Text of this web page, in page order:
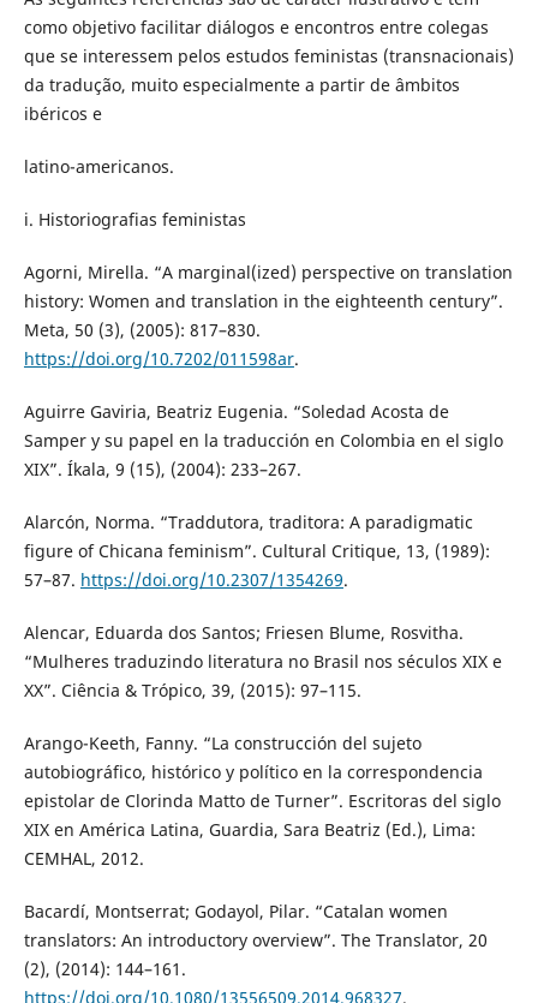
como objetivo facilitar diálogos e encontros entre colegas
que se interessem pelos estudos feministas (transnacionais)
da tradução, muito especialmente a partir de âmbitos
ibéricos e
latino-americanos.
i. Historiografias feministas
Agorni, Mirella. “A marginal(ized) perspective on translation
history: Women and translation in the eighteenth century”.
Meta, 50 (3), (2005): 817–830.
https://doi.org/10.7202/011598ar.
Aguirre Gaviria, Beatriz Eugenia. “Soledad Acosta de
Samper y su papel en la traducción en Colombia en el siglo
XIX”. Íkala, 9 (15), (2004): 233–267.
Alarcón, Norma. “Traddutora, traditora: A paradigmatic
figure of Chicana feminism”. Cultural Critique, 13, (1989):
57–87. https://doi.org/10.2307/1354269.
Alencar, Eduarda dos Santos; Friesen Blume, Rosvitha.
“Mulheres traduzindo literatura no Brasil nos séculos XIX e
XX”. Ciência & Trópico, 39, (2015): 97–115.
Arango-Keeth, Fanny. “La construcción del sujeto
autobiográfico, histórico y político en la correspondencia
epistolar de Clorinda Matto de Turner”. Escritoras del siglo
XIX en América Latina, Guardia, Sara Beatriz (Ed.), Lima:
CEMHAL, 2012.
Bacardí, Montserrat; Godayol, Pilar. “Catalan women
translators: An introductory overview”. The Translator, 20
(2), (2014): 144–161.
https://doi.org/10.1080/13556509.2014.968327.